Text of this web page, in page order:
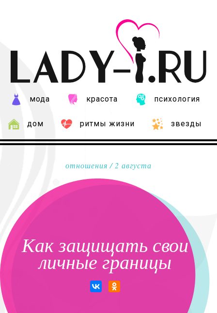
мода красота психология
дом ритмы жизни звезды
отношения / 2 августа
Как защищать свои
личные границы